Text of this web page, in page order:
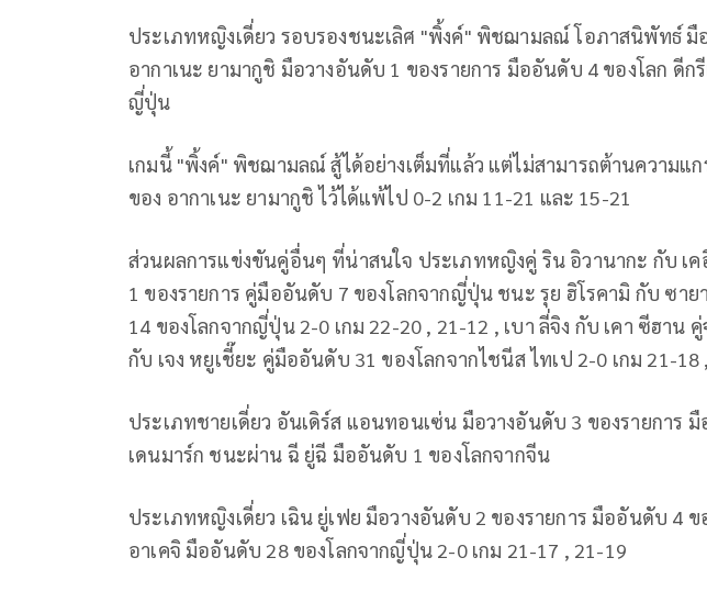
ประเภทหญิงเดี่ยว รอบรองชนะเลิศ "พิ้งค์" พิชฌามลณ์ โอภาสนิพัทธ์
อากาเนะ ยามากูชิ มือวางอันดับ 1 ของรายการ มืออันดับ 4 ของโลก ดีก
ญี่ปุ่น
เกมนี้ "พิ้งค์" พิชฌามลณ์ สู้ได้อย่างเต็มที่แล้ว แต่ไม่สามารถต้านความแก
ของ อากาเนะ ยามากูชิ ไว้ได้แพ้ไป 0-2 เกม 11-21 และ 15-21
ส่วนผลการแข่งขันคู่อื่นๆ ที่น่าสนใจ ประเภทหญิงคู่ ริน อิวานากะ กับ เ
1 ของรายการ คู่มืออันดับ 7 ของโลกจากญี่ปุ่น ชนะ รุย ฮิโรคามิ กับ ซา
14 ของโลกจากญี่ปุ่น 2-0 เกม 22-20 , 21-12 , เบา ลี่จิง กับ เคา ซีฮาน
กับ เจง หยูเชี๊ยะ คู่มืออันดับ 31 ของโลกจากไชนีส ไทเป 2-0 เกม 21-18
ประเภทชายเดี่ยว อันเดิร์ส แอนทอนเซ่น มือวางอันดับ 3 ของรายการ
เดนมาร์ก ชนะผ่าน ฉี ยู่ฉี มืออันดับ 1 ของโลกจากจีน
ประเภทหญิงเดี่ยว เฉิน ยู่เฟย มือวางอันดับ 2 ของรายการ มืออันดับ 4
อาเคจิ มืออันดับ 28 ของโลกจากญี่ปุ่น 2-0 เกม 21-17 , 21-19